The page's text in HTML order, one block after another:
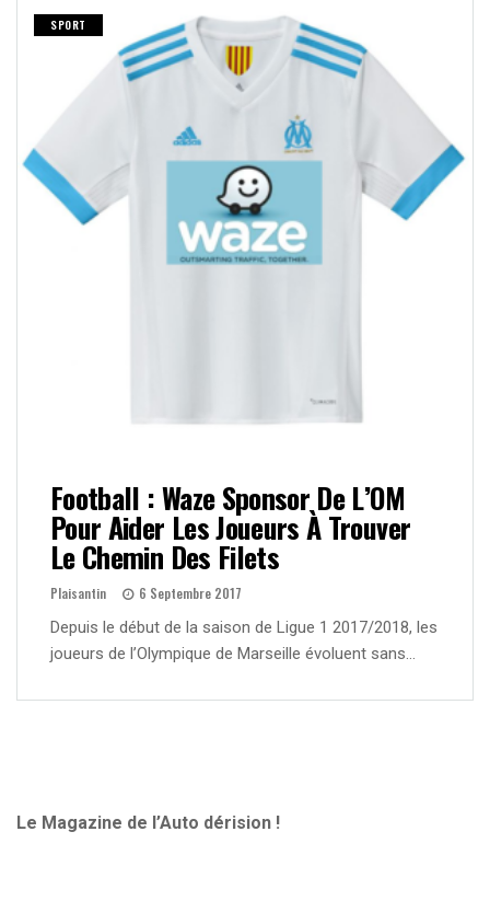
SPORT
Football : Waze Sponsor De L’OM
Pour Aider Les Joueurs À Trouver
Le Chemin Des Filets
Plaisantin 6 Septembre 2017
Depuis le début de la saison de Ligue 1 2017/2018, les
joueurs de l’Olympique de Marseille évoluent sans…
Le Magazine de l’Auto dérision !